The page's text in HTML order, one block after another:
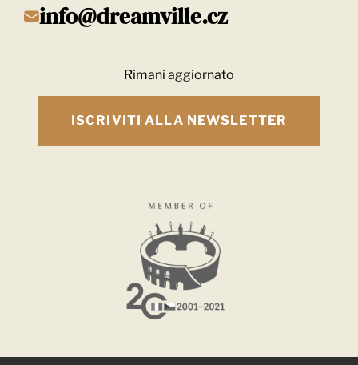
info@dreamville.cz
Rimani aggiornato
ISCRIVITI ALLA NEWSLETTER